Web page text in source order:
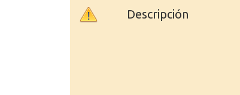
Descripción